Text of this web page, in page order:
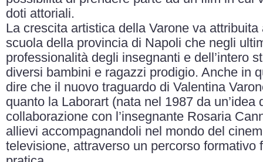
doti attoriali.
La crescita artistica della Varone va
scuola della provincia di Napoli che negli
professionalità degli insegnanti e dell’intero
diversi bambini e ragazzi prodigio. Anche in
dire che il nuovo traguardo di Valentina
quanto la Laborart (nata nel 1987 da un’idea
collaborazione con l’insegnante Rosaria
allievi accompagnandoli nel mondo del
televisione, attraverso un percorso formativo